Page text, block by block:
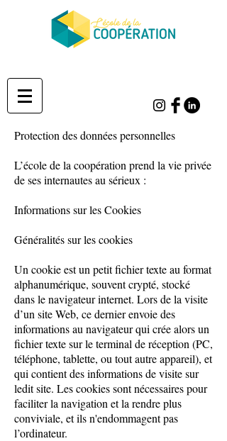
Protection des données personnelles
L’école de la coopération prend la vie privée
de ses internautes au sérieux :
Informations sur les Cookies
Généralités sur les cookies
Un cookie est un petit fichier texte au format
alphanumérique, souvent crypté, stocké
dans le navigateur internet. Lors de la visite
d’un site Web, ce dernier envoie des
informations au navigateur qui crée alors un
fichier texte sur le terminal de réception (PC,
téléphone, tablette, ou tout autre appareil), et
qui contient des informations de visite sur
ledit site. Les cookies sont nécessaires pour
faciliter la navigation et la rendre plus
conviviale, et ils n'endommagent pas
l’ordinateur.